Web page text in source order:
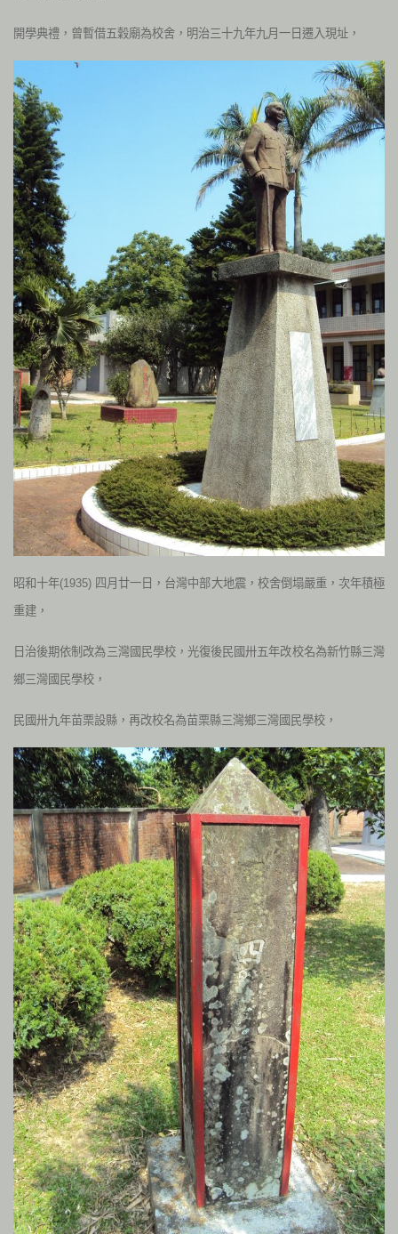
開學典禮，曾暫借五穀廟為校舍，明治三十九年九月一日遷入現址，
昭和十年(1935) 四月廿一日，台灣中部大地震，校舍倒塌嚴重，次年積極
重建，
日治後期依制改為三灣國民學校，光復後民國卅五年改校名為新竹縣三灣
鄉三灣國民學校，
民國卅九年苗栗設縣，再改校名為苗栗縣三灣鄉三灣國民學校，